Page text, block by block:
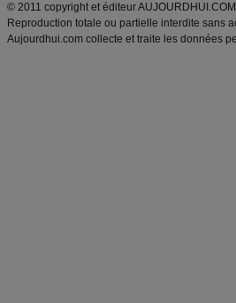
© 2011 copyright et éditeur
Reproduction totale ou partielle interdite sans
Aujourdhui.com collecte et traite les données